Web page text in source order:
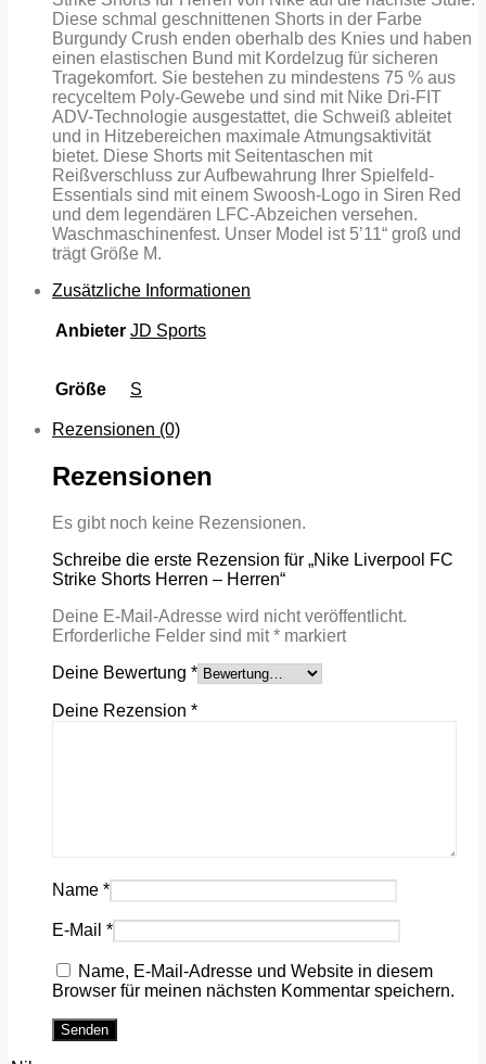
Diese schmal geschnittenen Shorts in der Farbe
Burgundy Crush enden oberhalb des Knies und haben
einen elastischen Bund mit Kordelzug für sicheren
Tragekomfort. Sie bestehen zu mindestens 75 % aus
recyceltem Poly-Gewebe und sind mit Nike Dri-FIT
ADV-Technologie ausgestattet, die Schweiß ableitet
und in Hitzebereichen maximale Atmungsaktivität
bietet. Diese Shorts mit Seitentaschen mit
Reißverschluss zur Aufbewahrung Ihrer Spielfeld-
Essentials sind mit einem Swoosh-Logo in Siren Red
und dem legendären LFC-Abzeichen versehen.
Waschmaschinenfest. Unser Model ist 5’11“ groß und
trägt Größe M.
Zusätzliche Informationen
Anbieter JD Sports
Größe S
Rezensionen (0)
Rezensionen
Es gibt noch keine Rezensionen.
Schreibe die erste Rezension für „Nike Liverpool FC
Strike Shorts Herren – Herren“
Deine E-Mail-Adresse wird nicht veröffentlicht.
Erforderliche Felder sind mit* markiert
Deine Bewertung *
Deine Rezension *
Name *
E-Mail *
Name, E-Mail-Adresse und Website in diesem
Browser für meinen nächsten Kommentar speichern.